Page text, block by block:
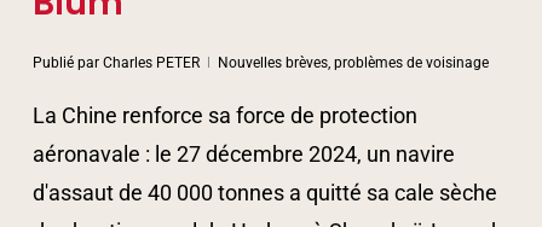
Publié par Charles PETER Nouvelles brèves, problèmes de voisinage
La Chine renforce sa force de protection
aéronavale : le 27 décembre 2024, un navire
d'assaut de 40 000 tonnes a quitté sa cale sèche